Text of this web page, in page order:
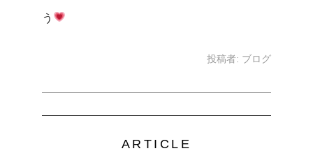
う
投稿者: ブログ
ARTICLE